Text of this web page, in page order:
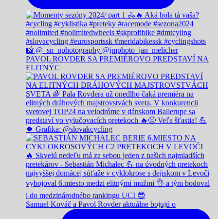
PAVOL ROVDER SA PREMIÉROVO PREDSTAVÍ NA
ELITNÝC
Samuel Kováč a Pavol Rovder aktuálne bojujú o